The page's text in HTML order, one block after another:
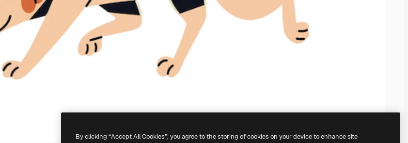
By clicking “Accept All Cookies”, you agree to the storing of cookies on your device to enhance site